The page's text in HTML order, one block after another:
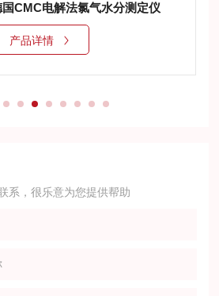
CMC电解法氯气水分测定仪
产品详情
系，很乐意为您提供帮助